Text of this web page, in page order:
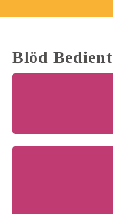
Blöd Bedient